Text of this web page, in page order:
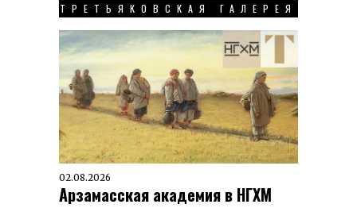
ТРЕТЬЯКОВСКАЯ ГАЛЕРЕЯ
02.08.2026
Арзамасская академия в НГХМ